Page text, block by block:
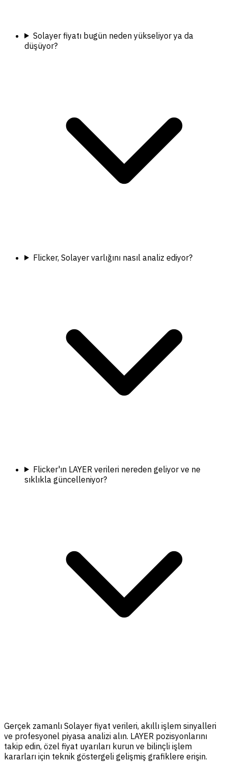
Solayer fiyatı bugün neden yükseliyor ya da
düşüyor?
Flicker, Solayer varlığını nasıl analiz ediyor?
Flicker'ın LAYER verileri nereden geliyor ve ne
sıklıkla güncelleniyor?
Gerçek zamanlı Solayer fiyat verileri, akıllı işlem sinyalleri
ve profesyonel piyasa analizi alın. LAYER pozisyonlarını
takip edin, özel fiyat uyarıları kurun ve bilinçli işlem
kararları için teknik göstergeli gelişmiş grafiklere erişin.